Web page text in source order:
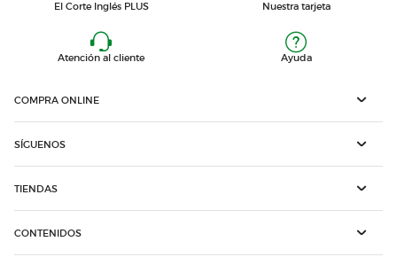
El Corte Inglés PLUS Nuestra tarjeta
Atención al cliente Ayuda
COMPRA ONLINE
SÍGUENOS
TIENDAS
CONTENIDOS